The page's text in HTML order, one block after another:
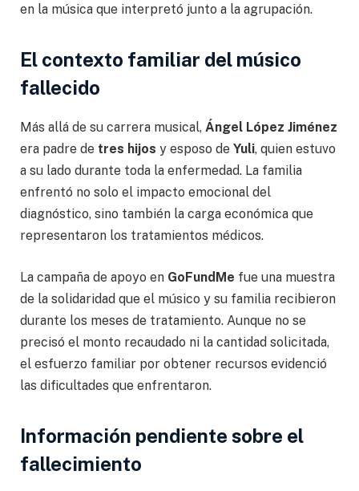
en la música que interpretó junto a la agrupación.
El contexto familiar del músico
fallecido
Más allá de su carrera musical, Ángel López Jiménez
era padre de tres hijos y esposo de Yuli, quien estuvo
a su lado durante toda la enfermedad. La familia
enfrentó no solo el impacto emocional del
diagnóstico, sino también la carga económica que
representaron los tratamientos médicos.
La campaña de apoyo en GoFundMe fue una muestra
de la solidaridad que el músico y su familia recibieron
durante los meses de tratamiento. Aunque no se
precisó el monto recaudado ni la cantidad solicitada,
el esfuerzo familiar por obtener recursos evidenció
las dificultades que enfrentaron.
Información pendiente sobre el
fallecimiento